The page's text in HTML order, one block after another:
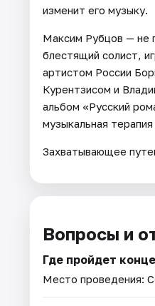
изменит его музыку.
Максим Рубцов — не
блестящий солист,
артистом России
Курентзисом и
альбом «Русский
музыкальная
Захватывающее
Вопросы и
Где пройдет
Место проведения: